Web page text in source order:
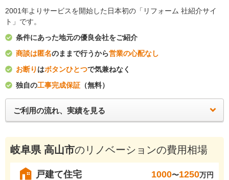
2001年よりサービスを開始した日本初の「リフォーム 社紹介サイ
ト」です。
条件にあった地元の優良会社をご紹介
商談は匿名のままで行うから営業の心配なし
お断り はボタンひとつで気兼ねなく
独自の工事完成保証 （無料）
ご利用の流れ、実績を見る
岐阜県 高山市のリノベーションの費用相場
戸建て住宅 1000〜1250万円